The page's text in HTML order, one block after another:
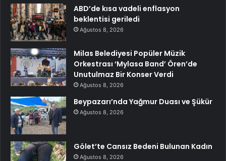
ABD’de kısa vadeli enflasyon
beklentisi geriledi
Ağustos 8, 2026
Milas Belediyesi Popüler Müzik
Orkestrası ‘Mylasa Band’ Ören’de
Unutulmaz Bir Konser Verdi
Ağustos 8, 2026
Beypazarı’nda Yağmur Duası ve Şükür
Ağustos 8, 2026
Gölet’te Cansız Bedeni Bulunan Kadın
Ağustos 8, 2026